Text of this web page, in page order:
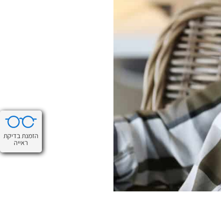
הזמנת בדיקת
ראייה